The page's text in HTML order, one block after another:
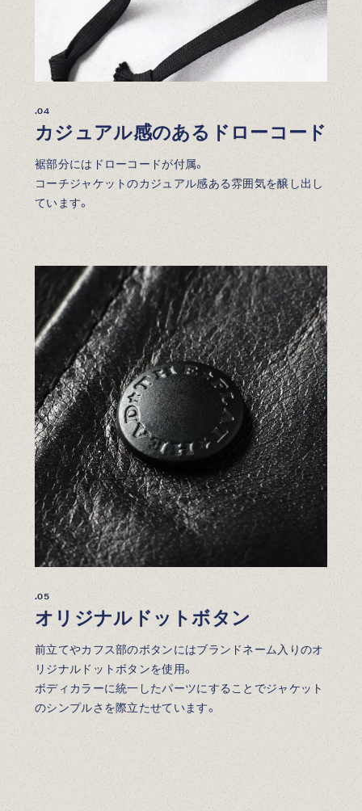
.04
カジュアル感のあるドローコード
裾部分にはドローコードが付属。
コーチジャケットのカジュアル感ある雰囲気を醸し出し
ています。
.05
オリジナルドットボタン
前立てやカフス部のボタンにはブランドネーム入りのオ
リジナルドットボタンを使用。
ボディカラーに統一したパーツにすることでジャケット
のシンプルさを際立たせています。